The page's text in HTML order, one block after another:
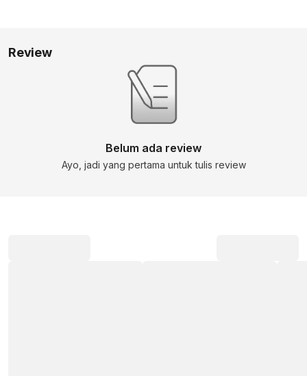
Review
Belum ada review
Ayo, jadi yang pertama untuk tulis review